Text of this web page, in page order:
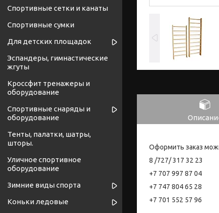
Оформить заказ
8 /727/ 317 32 23
+7 707 997 87 04
+7 747 804 65 28
+7 701 552 57 96
Спортивные cетки и канаты
Спортивные сумки
Для детских площадок
Эспандеры, гимнастические
жгуты
Кроссфит тренажеры и
оборудование
Спортивные снаряды и
оборудование
Тенты, палатки, шатры,
шторы.
Уличное спортивное
оборудование
Зимние виды спорта
Коньки ледовые